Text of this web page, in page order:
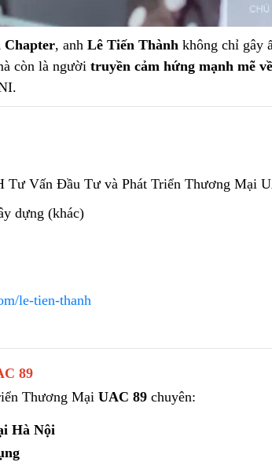
Chapter, anhLê Tiến Thành không chỉ gây
còn là ngườitruyền cảm hứng mạnh mẽ
Tư Vấn Đầu Tư và Phát Triển Thương Mại
dựng (khác)
le-tien-thanh
89
Thương MạiUAC 89 chuyên:
Hà Nội